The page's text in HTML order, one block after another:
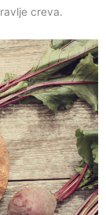
creva.